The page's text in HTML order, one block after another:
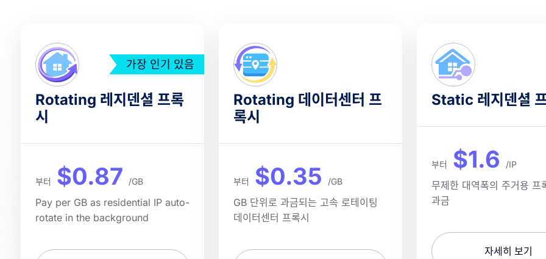
가장 인기 있음
Rotating 레지덴셜 프록
시
부터 $0.87 /GB
Pay per GB as residential IP auto-
rotate in the background
Rotating 데이터센터 프
록시
부터 $0.35 /GB
GB 단위로 과금되는 고속 로테이팅
데이터센터 프록시
Static 레지덴셜
부터 $1.6 /IP
무제한 대역폭의 주거용 프
과금
자세히 보기